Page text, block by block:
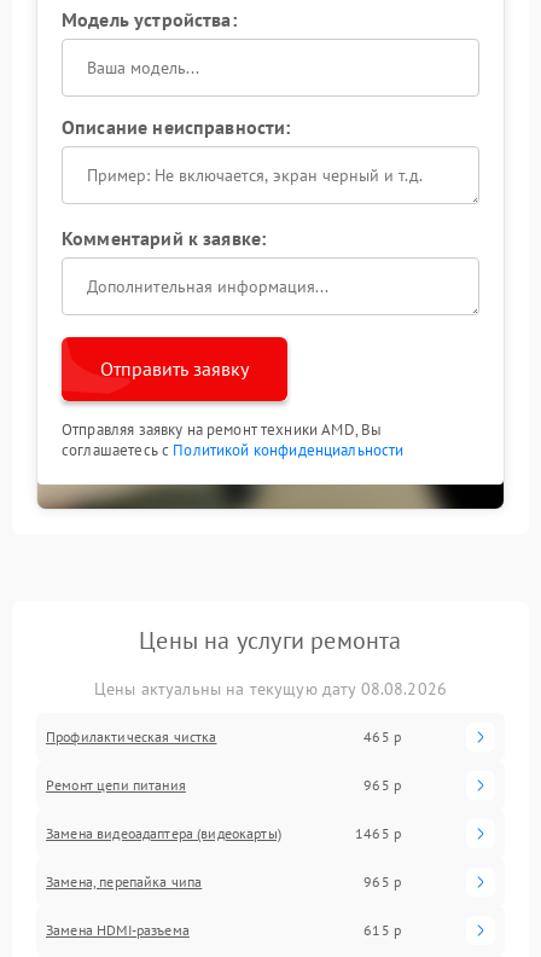
Модель устройства:
Описание неисправности:
Комментарий к заявке:
Отправить заявку
Отправляя заявку на ремонт техники AMD, Вы
соглашаетесь с Политикой конфиденциальности
Цены на услуги ремонта
Цены актуальны на текущую дату 08.08.2026
Профилактическая чистка 465 р
Ремонт цепи питания 965 р
Замена видеоадаптера (видеокарты) 1465 р
Замена, перепайка чипа 965 р
Замена HDMI-разъема 615 р